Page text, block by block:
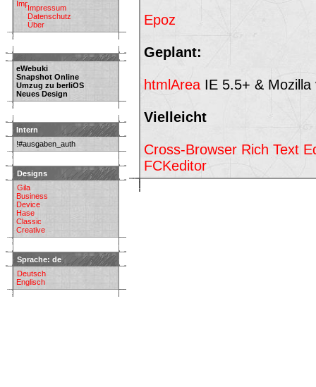
Impressum
Datenschutz
Über
eWebuki
Snapshot Online
Umzug zu berliOS
Neues Design
Intern
!#ausgaben_auth
Designs
Gila
Business
Device
Hase
Classic
Creative
Sprache: de
Deutsch
Englisch
Epoz
Geplant:
htmlArea IE 5.5+ & Mozilla
Vielleicht
Cross-Browser Rich Text
FCKeditor